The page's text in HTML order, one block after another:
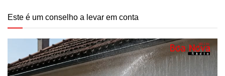
Este é um conselho a levar em conta